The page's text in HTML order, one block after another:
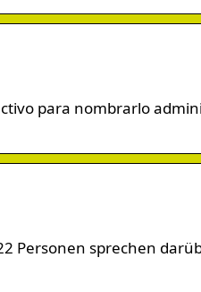
para nombrarlo
Personen sprechen